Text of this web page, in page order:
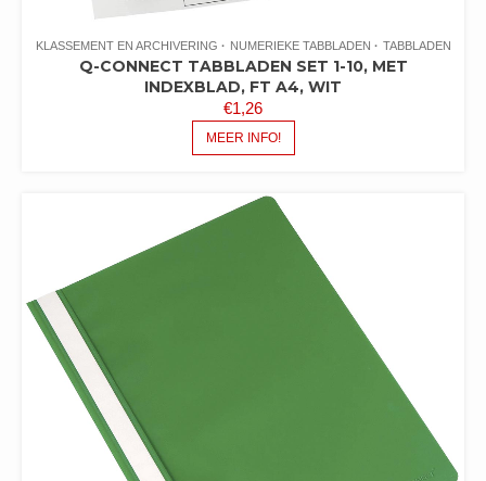
KLASSEMENT EN ARCHIVERING NUMERIEKE TABBLADEN TABBLADEN
Q-CONNECT TABBLADEN SET 1-10, MET
INDEXBLAD, FT A4, WIT
€1,26
MEER INFO!